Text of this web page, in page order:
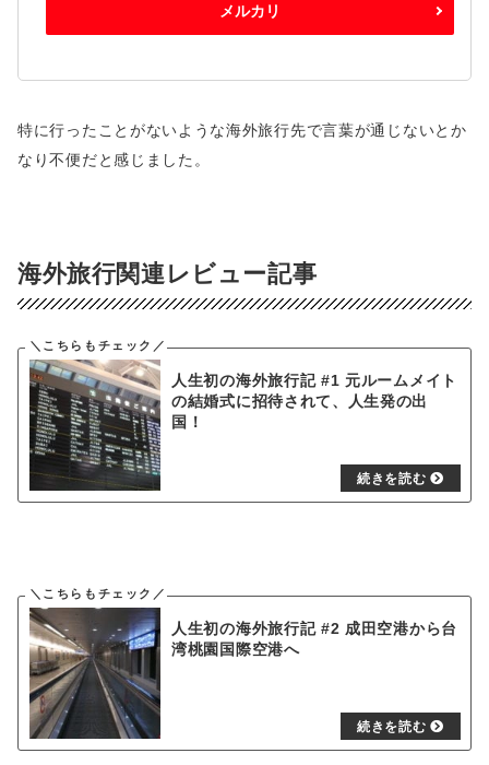
メルカリ
特に行ったことがないような海外旅行先で言葉が通じないとか
なり不便だと感じました。
海外旅行関連レビュー記事
人生初の海外旅行記 #1 元ルームメイト
の結婚式に招待されて、人生発の出
国！
人生初の海外旅行記 #2 成田空港から台
湾桃園国際空港へ